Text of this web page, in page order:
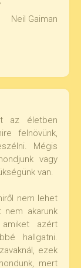
Neil Gaiman
az életben
felnövünk,
Mégis
vagy
van.
nem lehet
nem akarunk
azért
hallgatni.
ezek
mert